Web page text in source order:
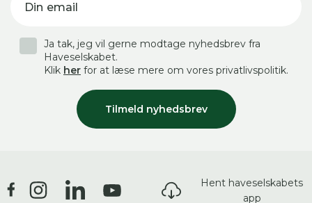
Din email
Tilmeld nyhedsbrev
Ja tak, jeg vil gerne modtage nyhedsbrev fra
Haveselskabet.
Klik her for at læse mere om vores privatlivspolitik.
Hent haveselskabets
app